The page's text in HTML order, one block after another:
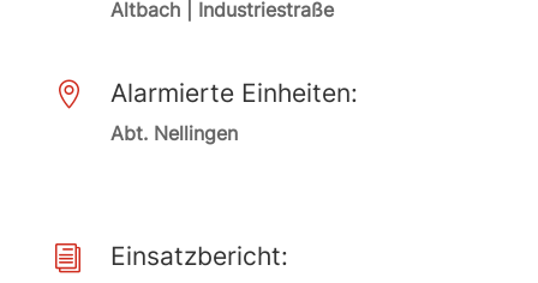
Altbach | Industriestraße
 Alarmierte Einheiten:
Abt. Nellingen
i Einsatzbericht: